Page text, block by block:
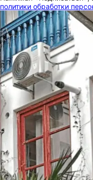
политики обработки